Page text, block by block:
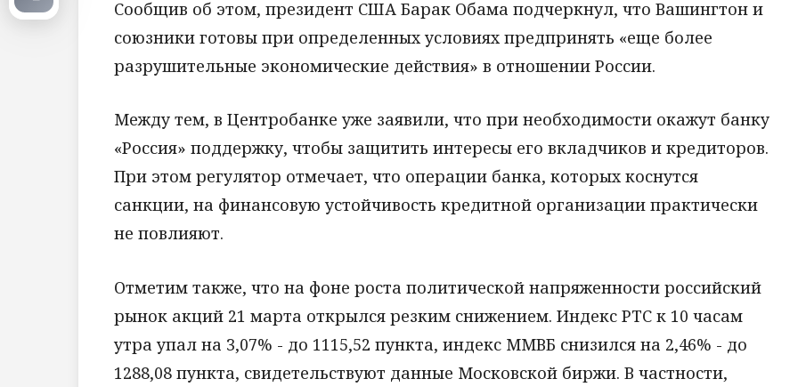
Сообщив об этом, президент США Барак Обама подчеркнул, что Вашингтон и
союзники готовы при определенных условиях предпринять «еще более
разрушительные экономические действия» в отношении России.
Между тем, в Центробанке уже заявили, что при необходимости окажут банку
«Россия» поддержку, чтобы защитить интересы его вкладчиков и кредиторов.
При этом регулятор отмечает, что операции банка, которых коснутся
санкции, на финансовую устойчивость кредитной организации практически
не повлияют.
Отметим также, что на фоне роста политической напряженности российский
рынок акций 21 марта открылся резким снижением. Индекс РТС к 10 часам
утра упал на 3,07% - до 1115,52 пункта, индекс ММВБ снизился на 2,46% - до
1288,08 пункта, свидетельствуют данные Московской биржи. В частности,